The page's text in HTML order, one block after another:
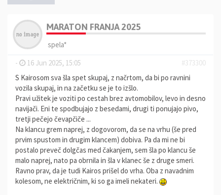
MARATON FRANJA 2025
spela*
-
16 Jun 2025, 15:05
#373300
S Kairosom sva šla spet skupaj, z načrtom, da bi po ravnini
vozila skupaj, in na začetku se je to izšlo.
Pravi užitek je voziti po cestah brez avtomobilov, levo in desno
navijači. Eni te spodbujajo z besedami, drugi ti ponujajo pivo,
tretji pečejo čevapčiče ...
Na klancu grem naprej, z dogovorom, da se na vrhu (še pred
prvim spustom in drugim klancem) dobiva. Pa da mi ne bi
postalo preveč dolgčas med čakanjem, sem šla po klancu še
malo naprej, nato pa obrnila in šla v klanec še z druge smeri.
Ravno prav, da je tudi Kairos prišel do vrha. Oba z navadnim
kolesom, ne električnim, ki so ga imeli nekateri.